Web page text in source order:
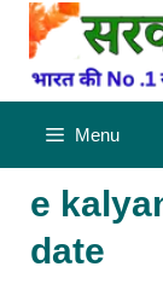
Skip
content
Menu
e
date